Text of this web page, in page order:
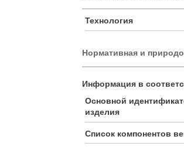
Технология
Нормативная и
Информация в
Основной
изделия
Список компонентов